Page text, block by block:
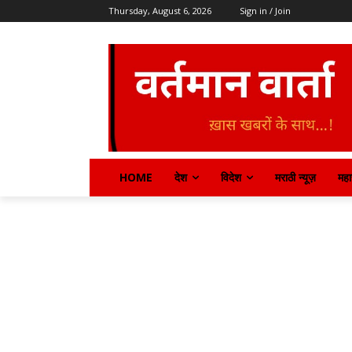
Thursday, August 6, 2026 Sign in / Join
HOME देश विदेश मराठी न्यूज़